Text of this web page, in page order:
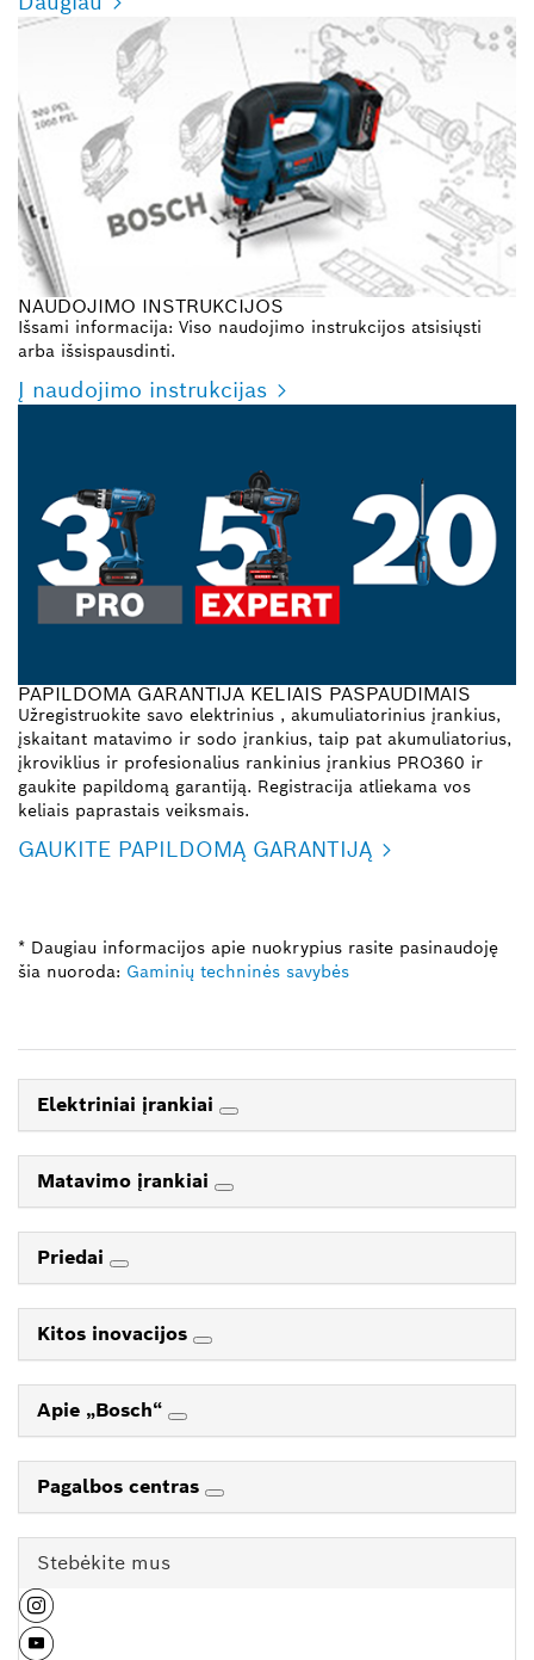
NAUDOJIMO INSTRUKCIJOS
Išsami informacija: Viso naudojimo instrukcijos atsisiųsti
arba išsispausdinti.
Į naudojimo instrukcijas
PAPILDOMA GARANTIJA KELIAIS PASPAUDIMAIS
Užregistruokite savo elektrinius , akumuliatorinius įrankius,
įskaitant matavimo ir sodo įrankius, taip pat akumuliatorius,
įkroviklius ir profesionalius rankinius įrankius PRO360 ir
gaukite papildomą garantiją. Registracija atliekama vos
keliais paprastais veiksmais.
GAUKITE PAPILDOMĄ GARANTIJĄ
* Daugiau informacijos apie nuokrypius rasite pasinaudoję
šia nuoroda: Gaminių techninės savybės
Elektriniai įrankiai
Matavimo įrankiai
Priedai
Kitos inovacijos
Apie „Bosch“
Pagalbos centras
Stebėkite mus